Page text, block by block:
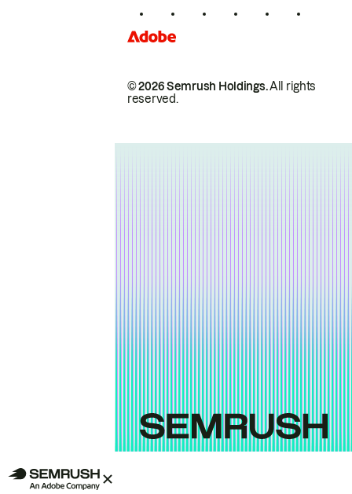
© 2026 Semrush Holdings.All rights
reserved.